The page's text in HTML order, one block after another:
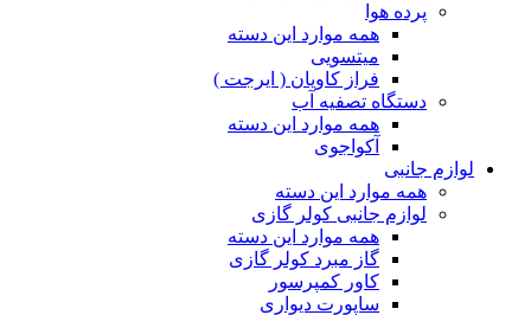
پرده هوا
همه موارد این دسته
میتسویی
فراز کاویان ( ایرجت )
دستگاه تصفیه آب
همه موارد این دسته
آکواجوی
لوازم جانبی
همه موارد این دسته
لوازم جانبی کولر گازی
همه موارد این دسته
گاز مبرد کولر گازی
کاور کمپرسور
ساپورت دیواری